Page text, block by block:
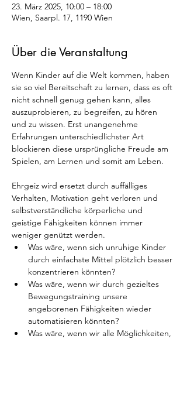
23. März 2025, 10:00 – 18:00
Wien, Saarpl. 17, 1190 Wien
Über die Veranstaltung
Wenn Kinder auf die Welt kommen, haben
sie so viel Bereitschaft zu lernen, dass es oft
nicht schnell genug gehen kann, alles
auszuprobieren, zu begreifen, zu hören
und zu wissen. Erst unangenehme
Erfahrungen unterschiedlichster Art
blockieren diese ursprüngliche Freude am
Spielen, am Lernen und somit am Leben.
Ehrgeiz wird ersetzt durch auffälliges
Verhalten, Motivation geht verloren und
selbstverständliche körperliche und
geistige Fähigkeiten können immer
weniger genützt werden.
Was wäre, wenn sich unruhige Kinder
durch einfachste Mittel plötzlich besser
konzentrieren könnten?
Was wäre, wenn wir durch gezieltes
Bewegungstraining unsere
angeborenen Fähigkeiten wieder
automatisieren könnten?
Was wäre, wenn wir alle Möglichkeiten,